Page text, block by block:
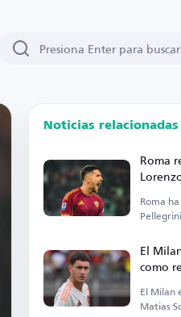
Noticias relacionadas
Roma
Roma
El
como
El Milan
Matias